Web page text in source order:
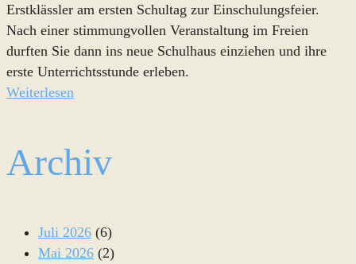
Erstklässler am ersten Schultag zur Einschulungsfeier.
Nach einer stimmungvollen Veranstaltung im Freien
durften Sie dann ins neue Schulhaus einziehen und ihre
erste Unterrichtsstunde erleben.
Weiterlesen
Archiv
Juli 2026 (6)
Mai 2026 (2)